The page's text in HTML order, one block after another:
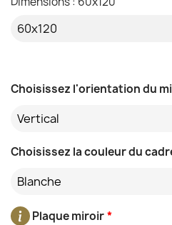
Choisissez l'orientation du
Vertical
Choisissez la couleur du
Blanche
*
Plaque miroir